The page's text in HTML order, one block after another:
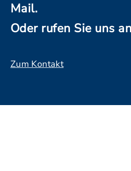
Mail.
Oder rufen Sie uns
Zum Kontakt